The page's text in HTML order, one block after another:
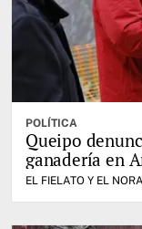
POLÍTICA
Queipo
ganadería en
EL FIELATO Y EL NORA